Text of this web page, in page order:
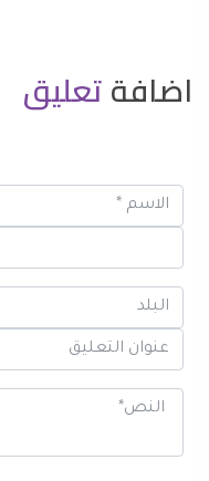
اضافةتعليق